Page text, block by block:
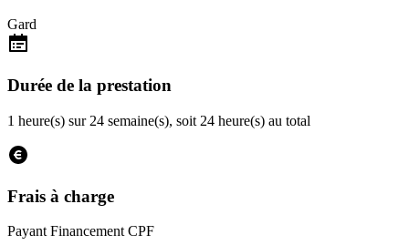
Gard
Durée de la prestation
1 heure(s) sur 24 semaine(s), soit 24 heure(s) au total
Frais à charge
Payant Financement CPF